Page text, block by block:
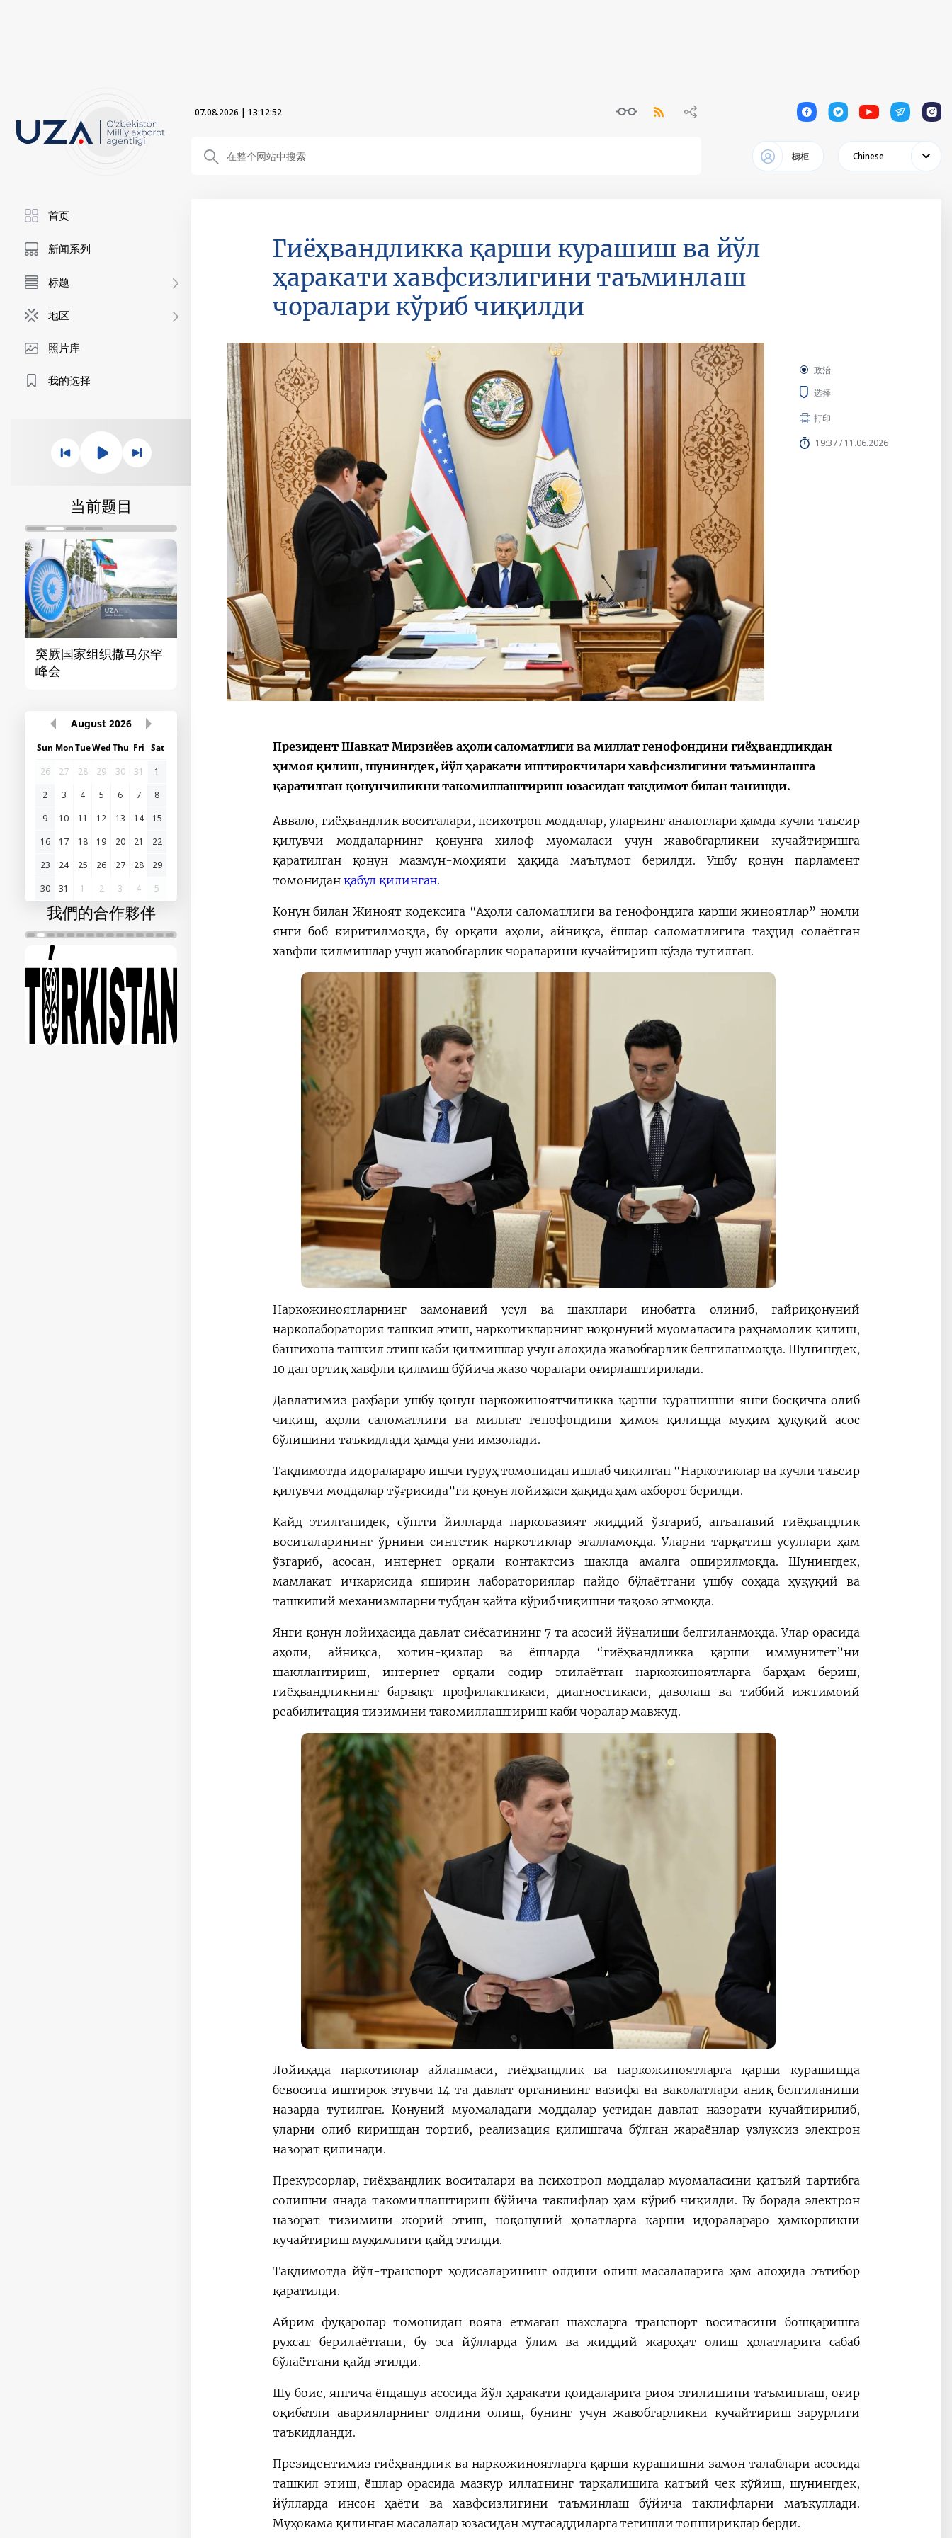
07.08.2026 | 13:12:53 1 1 1 1 1
橱柜 Chinese
首页
新闻系列
标题
地区
照片库
我的选择
当前题目
突厥国家组织撒马尔罕
峰会
首届“中国-中亚”峰会 宪法改革
August 2026
Sun MonTueWedThu Fri Sat
26
27 28 29 30 31
1
2
3 4 5 6 7
8
9
10 11 12 13 14
15
16
17 18 19 20 21
22
23
24 25 26 27 28
29
30
31 1 2 3 4 5
我們的合作夥伴
Гиёҳвандликка қарши курашиш ва йўл
ҳаракати хавфсизлигини таъминлаш
чоралари кўриб чиқилди
政治
选择
打印
19:37 / 11.06.2026
Президент Шавкат Мирзиёев аҳоли саломатлиги ва миллат генофондини гиёҳвандликдан
ҳимоя қилиш, шунингдек, йўл ҳаракати иштирокчилари хавфсизлигини таъминлашга
қаратилган қонунчиликни такомиллаштириш юзасидан тақдимот билан танишди.
Аввало, гиёҳвандлик воситалари, психотроп моддалар, уларнинг аналоглари ҳамда кучли таъсир
қилувчи моддаларнинг қонунга хилоф муомаласи учун жавобгарликни кучайтиришга
қаратилган қонун мазмун-моҳияти ҳақида маълумот берилди. Ушбу қонун парламент
томонидан қабул қилинган.
Қонун билан Жиноят кодексига “Аҳоли саломатлиги ва генофондига қарши жиноятлар” номли
янги боб киритилмоқда, бу орқали аҳоли, айниқса, ёшлар саломатлигига таҳдид солаётган
хавфли қилмишлар учун жавобгарлик чораларини кучайтириш кўзда тутилган.
Наркожиноятларнинг замонавий усул ва шакллари инобатга олиниб, ғайриқонуний
нарколаборатория ташкил этиш, наркотикларнинг ноқонуний муомаласига раҳнамолик қилиш,
бангихона ташкил этиш каби қилмишлар учун алоҳида жавобгарлик белгиланмоқда. Шунингдек,
10 дан ортиқ хавфли қилмиш бўйича жазо чоралари оғирлаштирилади.
Давлатимиз раҳбари ушбу қонун наркожиноятчиликка қарши курашишни янги босқичга олиб
чиқиш, аҳоли саломатлиги ва миллат генофондини ҳимоя қилишда муҳим ҳуқуқий асос
бўлишини таъкидлади ҳамда уни имзолади.
Тақдимотда идоралараро ишчи гуруҳ томонидан ишлаб чиқилган “Наркотиклар ва кучли таъсир
қилувчи моддалар тўғрисида”ги қонун лойиҳаси ҳақида ҳам ахборот берилди.
Қайд этилганидек, сўнгги йилларда нарковазият жиддий ўзгариб, анъанавий гиёҳвандлик
воситаларининг ўрнини синтетик наркотиклар эгалламоқда. Уларни тарқатиш усуллари ҳам
ўзгариб, асосан, интернет орқали контактсиз шаклда амалга оширилмоқда. Шунингдек,
мамлакат ичкарисида яширин лабораториялар пайдо бўлаётгани ушбу соҳада ҳуқуқий ва
ташкилий механизмларни тубдан қайта кўриб чиқишни тақозо этмоқда.
Янги қонун лойиҳасида давлат сиёсатининг 7 та асосий йўналиши белгиланмоқда. Улар орасида
аҳоли, айниқса, хотин-қизлар ва ёшларда “гиёҳвандликка қарши иммунитет”ни
шакллантириш, интернет орқали содир этилаётган наркожиноятларга барҳам бериш,
гиёҳвандликнинг барвақт профилактикаси, диагностикаси, даволаш ва тиббий-ижтимоий
реабилитация тизимини такомиллаштириш каби чоралар мавжуд.
Лойиҳада наркотиклар айланмаси, гиёҳвандлик ва наркожиноятларга қарши курашишда
бевосита иштирок этувчи 14 та давлат органининг вазифа ва ваколатлари аниқ белгиланиши
назарда тутилган. Қонуний муомаладаги моддалар устидан давлат назорати кучайтирилиб,
уларни олиб киришдан тортиб, реализация қилишгача бўлган жараёнлар узлуксиз электрон
назорат қилинади.
Прекурсорлар, гиёҳвандлик воситалари ва психотроп моддалар муомаласини қатъий тартибга
солишни янада такомиллаштириш бўйича таклифлар ҳам кўриб чиқилди. Бу борада электрон
назорат тизимини жорий этиш, ноқонуний ҳолатларга қарши идоралараро ҳамкорликни
кучайтириш муҳимлиги қайд этилди.
Тақдимотда йўл-транспорт ҳодисаларининг олдини олиш масалаларига ҳам алоҳида эътибор
қаратилди.
Айрим фуқаролар томонидан вояга етмаган шахсларга транспорт воситасини бошқаришга
рухсат берилаётгани, бу эса йўлларда ўлим ва жиддий жароҳат олиш ҳолатларига сабаб
бўлаётгани қайд этилди.
Шу боис, янгича ёндашув асосида йўл ҳаракати қоидаларига риоя этилишини таъминлаш, оғир
оқибатли аварияларнинг олдини олиш, бунинг учун жавобгарликни кучайтириш зарурлиги
таъкидланди.
Президентимиз гиёҳвандлик ва наркожиноятларга қарши курашишни замон талаблари асосида
ташкил этиш, ёшлар орасида мазкур иллатнинг тарқалишига қатъий чек қўйиш, шунингдек,
йўлларда инсон ҳаёти ва хавфсизлигини таъминлаш бўйича таклифларни маъқуллади.
Муҳокама қилинган масалалар юзасидан мутасаддиларга тегишли топшириқлар берди.